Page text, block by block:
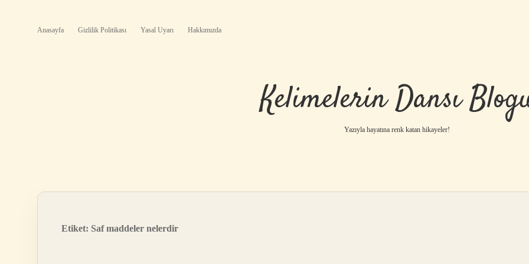
Anasayfa Gizlilik Politikası Yasal Uyarı Hakkımızda
Kelimelerin Dansı
Yazıyla hayatına renk katan hikayeler!
Etiket: Saf maddeler nelerdir